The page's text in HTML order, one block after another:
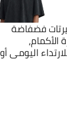
فضفاضة
اليومي أو